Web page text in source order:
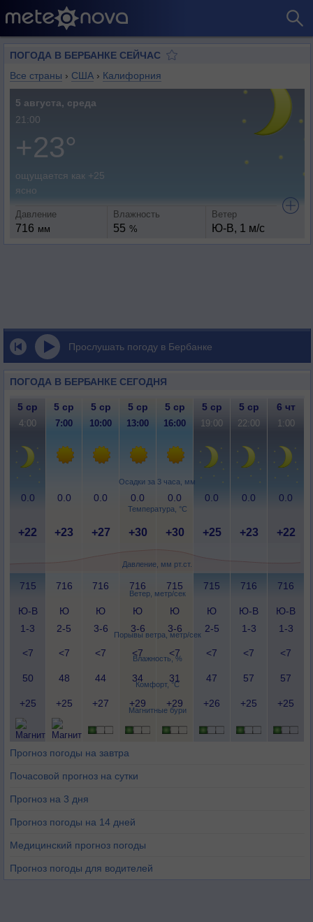
ПОГОДА В БЕРБАНКЕ СЕЙЧАС
Все страны › США › Калифорния
5 августа, среда
21:00
+23°
ощущается как +25
ясно
Давление
716 мм
Влажность
55 %
Ветер
Ю-В, 1 м/с
Прослушать погоду в Бербанке
ПОГОДА В БЕРБАНКЕ СЕГОДНЯ
Осадки за 3 часа, мм
Температура, °C
Давление, мм рт.ст.
Ветер, метр/сек
Порывы ветра, метр/сек
Влажность, %
Комфорт, °C
Магнитные бури
5 ср 5 ср 5 ср 5 ср 5 ср 5 ср 5 ср 6 чт
4:00 7:00 10:00 13:00 16:00 19:00 22:00 1:00
0.0 0.0 0.0 0.0 0.0 0.0 0.0 0.0
+22 +23 +27 +30 +30 +25 +23 +22
715 716 716 716 715 715 716 716
Ю-В
1-3
Ю
2-5
Ю
3-6
Ю
3-6
Ю
3-6
Ю
2-5
Ю-В
1-3
Ю-В
1-3
<7 <7 <7 <7 <7 <7 <7 <7
50 48 44 34 31 47 57 57
+25 +25 +27 +29 +29 +26 +25 +25
Прогноз погоды на завтра
Почасовой прогноз на сутки
Прогноз на 3 дня
Прогноз погоды на 14 дней
Медицинский прогноз погоды
Прогноз погоды для водителей